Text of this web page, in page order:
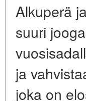
Alkuperä
suuri
ja
joka on